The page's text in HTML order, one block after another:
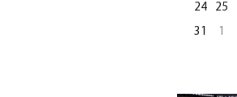
24
25
31
1